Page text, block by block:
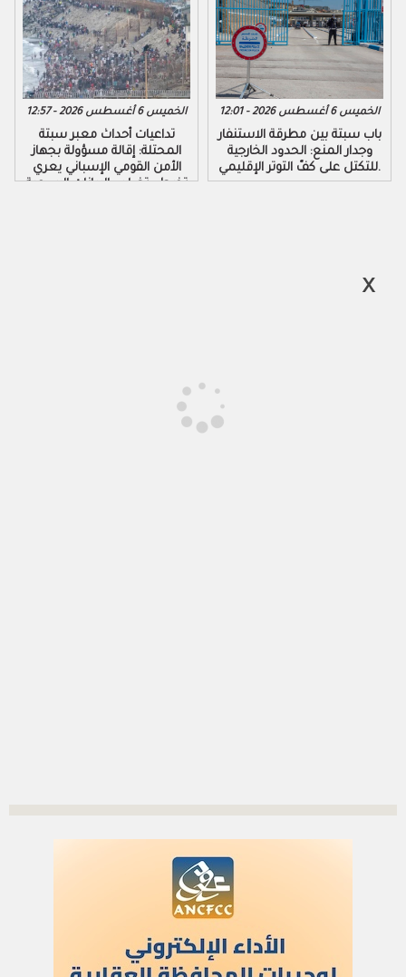
الخميس 6 أغسطس 2026 - 12:57
تداعيات أحداث معبر سبتة
المحتلة: إقالة مسؤولة بجهاز
الأمن القومي الإسباني يعري
تخبط وتضارب البيانات الرسمية
الخميس 6 أغسطس 2026 - 12:01
باب سبتة بين مطرقة الاستنفار
وجدار المنع: الحدود الخارجية
للتكتل على كفّ التوتر الإقليمي.